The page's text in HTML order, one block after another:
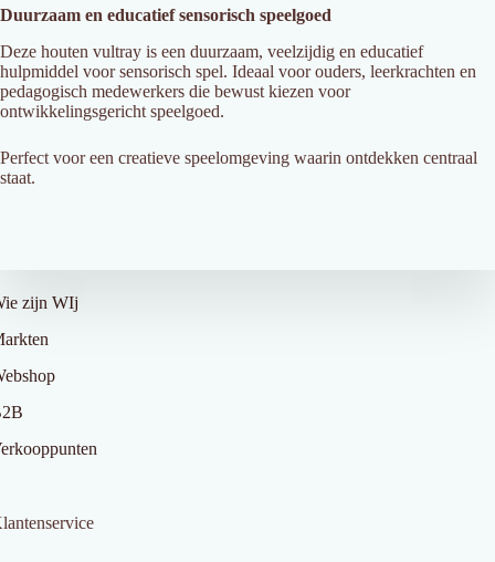
Duurzaam en educatief sensorisch speelgoed
Deze houten vultray is een duurzaam, veelzijdig en educatief
hulpmiddel voor sensorisch spel. Ideaal voor ouders, leerkrachten en
pedagogisch medewerkers die bewust kiezen voor
ontwikkelingsgericht speelgoed.
Perfect voor een creatieve speelomgeving waarin ontdekken centraal
staat.
zijn WIj